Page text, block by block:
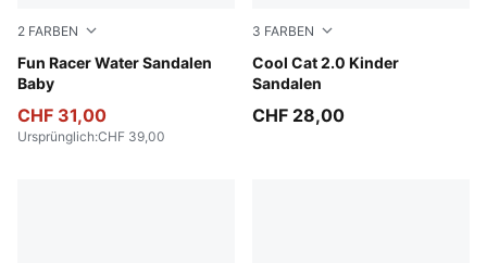
2 FARBEN
Fun Racer Water Sandalen
Baby
PUMA Black-PUMA White
CHF 31,00
Ursprünglich:CHF 39,00
3 FARBEN
Cool Cat 2.0 Kinder
Sandalen
Dusky Rosewood-PUMA
CHF 28,00